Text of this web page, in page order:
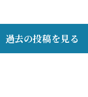
過去の投稿を見る